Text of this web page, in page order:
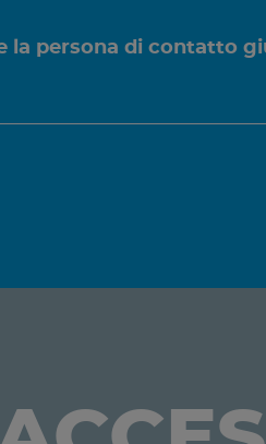
la persona di contatto